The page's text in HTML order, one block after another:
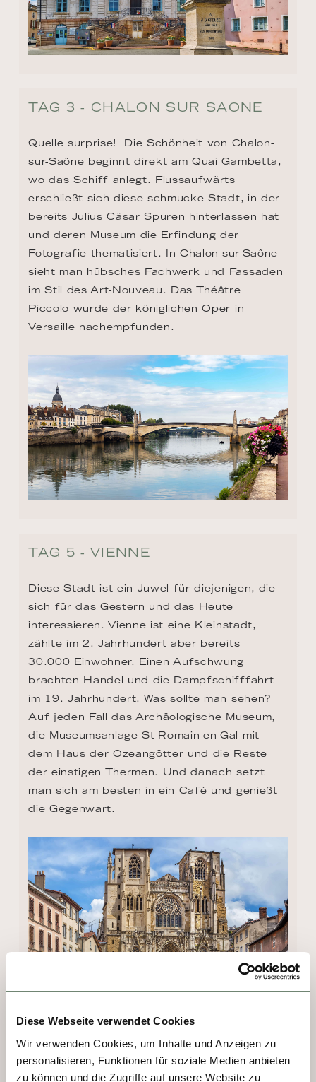
Diese Webseite verwendet Cookies
Wir verwenden Cookies, um Inhalte und Anzeigen zu
personalisieren, Funktionen für soziale Medien anbieten
zu können und die Zugriffe auf unsere Website zu
TAG 3 - CHALON SUR SAONE
Quelle surprise!  Die Schönheit von Chalon-
sur-Saône beginnt direkt am Quai Gambetta,
wo das Schiff anlegt. Flussaufwärts
erschließt sich diese schmucke Stadt, in der
bereits Julius Cäsar Spuren hinterlassen hat
und deren Museum die Erfindung der
Fotografie thematisiert. In Chalon-sur-Saône
sieht man hübsches Fachwerk und Fassaden
im Stil des Art-Nouveau. Das Théâtre
Piccolo wurde der königlichen Oper in
Versaille nachempfunden.
TAG 5 - VIENNE
Diese Stadt ist ein Juwel für diejenigen, die
sich für das Gestern und das Heute
interessieren. Vienne ist eine Kleinstadt,
zählte im 2. Jahrhundert aber bereits
30.000 Einwohner. Einen Aufschwung
brachten Handel und die Dampfschifffahrt
im 19. Jahrhundert. Was sollte man sehen?
Auf jeden Fall das Archäologische Museum,
die Museumsanlage St-Romain-en-Gal mit
dem Haus der Ozeangötter und die Reste
der einstigen Thermen. Und danach setzt
man sich am besten in ein Café und genießt
die Gegenwart.
Gleich gegenüber von Tournon liegt Tain-